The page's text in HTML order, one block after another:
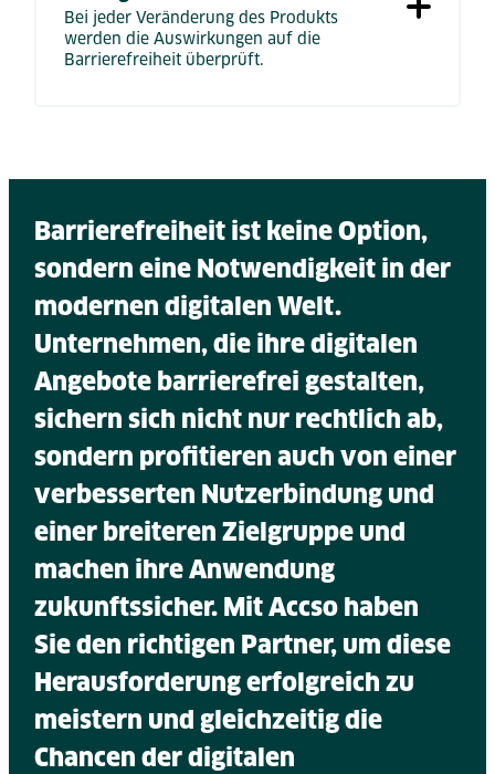
Bei jeder Veränderung des Produkts
werden die Auswirkungen auf die
Barrierefreiheit überprüft.
Barrierefreiheit ist keine Option,
sondern eine Notwendigkeit in der
modernen digitalen Welt.
Unternehmen, die ihre digitalen
Angebote barrierefrei gestalten,
sichern sich nicht nur rechtlich ab,
sondern profitieren auch von einer
verbesserten Nutzerbindung und
einer breiteren Zielgruppe und
machen ihre Anwendung
zukunftssicher. Mit Accso haben
Sie den richtigen Partner, um diese
Herausforderung erfolgreich zu
meistern und gleichzeitig die
Chancen der digitalen